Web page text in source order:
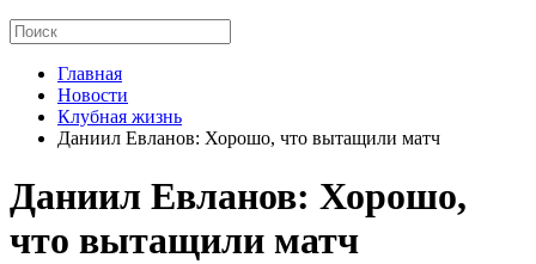
Главная
Новости
Клубная жизнь
Даниил Евланов: Хорошо, что вытащили матч
Даниил Евланов: Хорошо,
что вытащили матч